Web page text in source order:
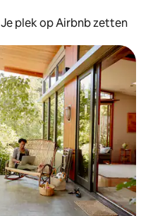
Je plek op Airbnb zetten